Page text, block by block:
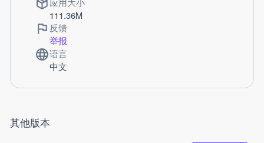
111.36M
反馈
举报
语言
中文
其他版本